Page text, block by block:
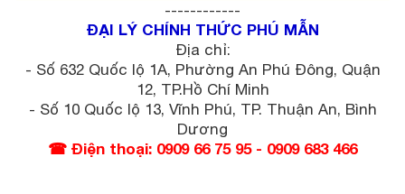
------------
ĐẠI LÝ CHÍNH THỨC PHÚ MẪN
Địa chỉ:
- Số 632 Quốc lộ 1A, Phường An Phú Đông, Quận
12, TP.Hồ Chí Minh
- Số 10 Quốc lộ 13, Vĩnh Phú, TP. Thuận An, Bình
Dương
☎ Điện thoại: 0909 66 75 95 - 0909 683 466